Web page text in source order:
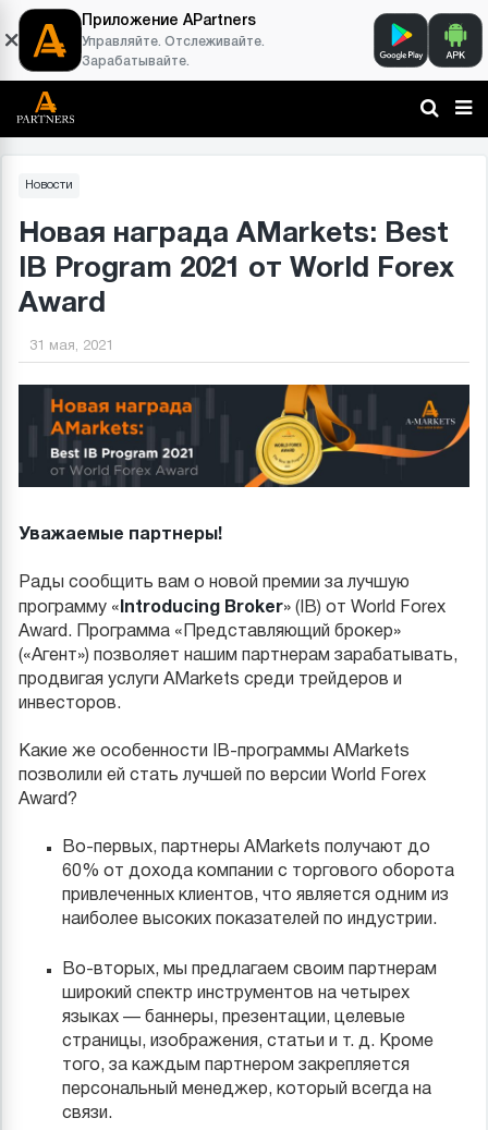
Приложение APartners
Управляйте. Отслеживайте.
Зарабатывайте.
Новости
Новая награда AMarkets: Best
IB Program 2021 от World Forex
Award
31 мая, 2021
Уважаемые партнеры!
Рады сообщить вам о новой премии за лучшую
программу « Introducing Broker» (IB) от World Forex
Award. Программа «Представляющий брокер»
(«Агент») позволяет нашим партнерам зарабатывать,
продвигая услуги AMarkets среди трейдеров и
инвесторов.
Какие же особенности IB-программы AMarkets
позволили ей стать лучшей по версии World Forex
Award?
Во-первых, партнеры AMarkets получают до
60% от дохода компании с торгового оборота
привлеченных клиентов, что является одним из
наиболее высоких показателей по индустрии.
Во-вторых, мы предлагаем своим партнерам
широкий спектр инструментов на четырех
языках — баннеры, презентации, целевые
страницы, изображения, статьи и т. д. Кроме
того, за каждым партнером закрепляется
персональный менеджер, который всегда на
связи.